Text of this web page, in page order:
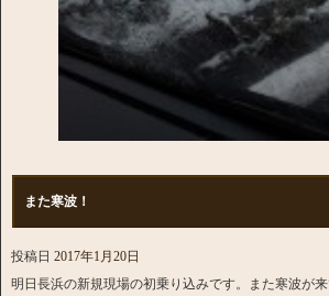
また寒波！
投稿日 2017年1月20日
明日長浜の新規現場の初乗り込みです。また寒波が